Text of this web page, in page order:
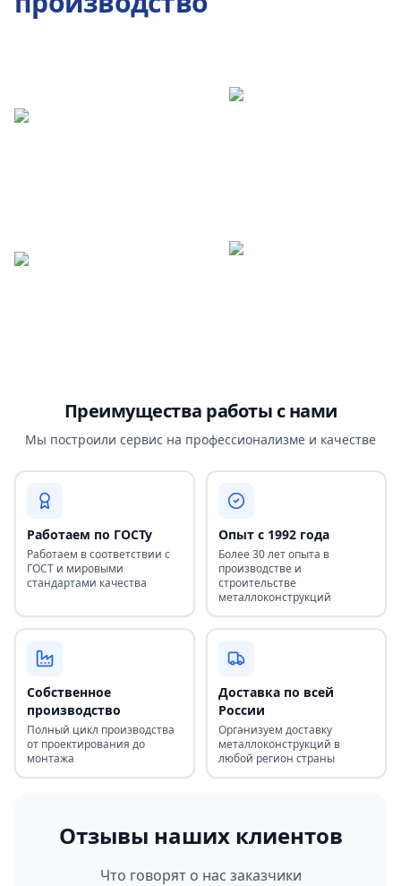
Преимущества работы с нами
Мы построили сервис на профессионализме и качестве
Работаем по ГОСТу
Работаем в соответствии с
ГОСТ и мировыми
стандартами качества
Опыт с 1992 года
Более 30 лет опыта в
производстве и
строительстве
металлоконструкций
Собственное
производство
Полный цикл производства
от проектирования до
монтажа
Доставка по всей
России
Организуем доставку
металлоконструкций в
любой регион страны
Отзывы наших клиентов
Что говорят о нас заказчики